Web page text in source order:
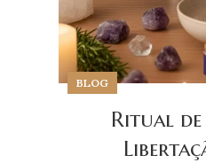
BLOG
Ritual de